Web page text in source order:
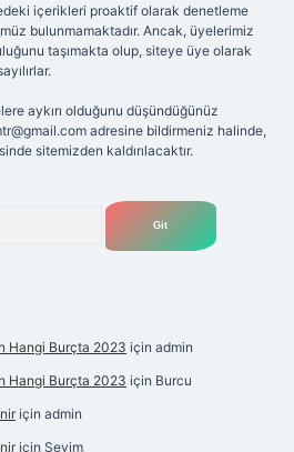
içerikleri proaktif olarak denetleme
bulunmamaktadır. Ancak, üyelerimiz
taşımakta olup, siteye üye olarak
aykırı olduğunu düşündüğünüz
adresine bildirmeniz halinde,
sitemizden kaldırılacaktır.
Hangi Burçta 2023 için admin
Hangi Burçta 2023 için Burcu
için admin
için Sevim